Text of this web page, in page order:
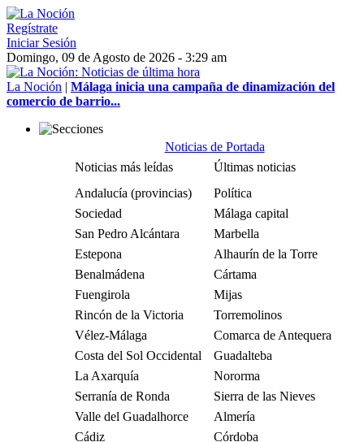
Regístrate
Iniciar Sesión
Domingo, 09 de Agosto de 2026 - 3:29 am
La Noción | Málaga inicia una campaña de dinamización del
comercio de barrio...
Noticias de Portada
Noticias más leídas
Últimas noticias
Andalucía (provincias)
Política
Sociedad
Málaga capital
San Pedro Alcántara
Marbella
Estepona
Alhaurín de la Torre
Benalmádena
Cártama
Fuengirola
Mijas
Rincón de la Victoria
Torremolinos
Vélez-Málaga
Comarca de Antequera
Costa del Sol Occidental
Guadalteba
La Axarquía
Nororma
Serranía de Ronda
Sierra de las Nieves
Valle del Guadalhorce
Almería
Cádiz
Córdoba